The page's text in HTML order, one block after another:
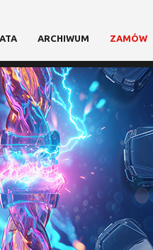
ARCHIWUM ZAMÓW